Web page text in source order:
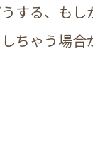
する、も
ちゃう場合